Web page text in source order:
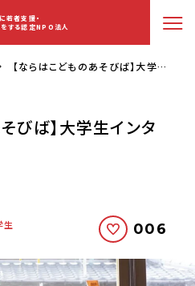
若者支援・
をする認定NPO法人
【ならはこどものあそびば】大学生インターンを募集します！
びば】大学生インタ
生
006